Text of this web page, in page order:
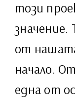
този
от
начало.
една от